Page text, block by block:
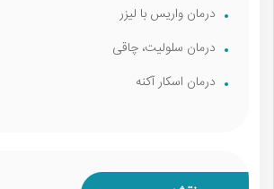
درمان واریس با لیزر
درمان سلولیت، چاقی
درمان اسکار آکنه